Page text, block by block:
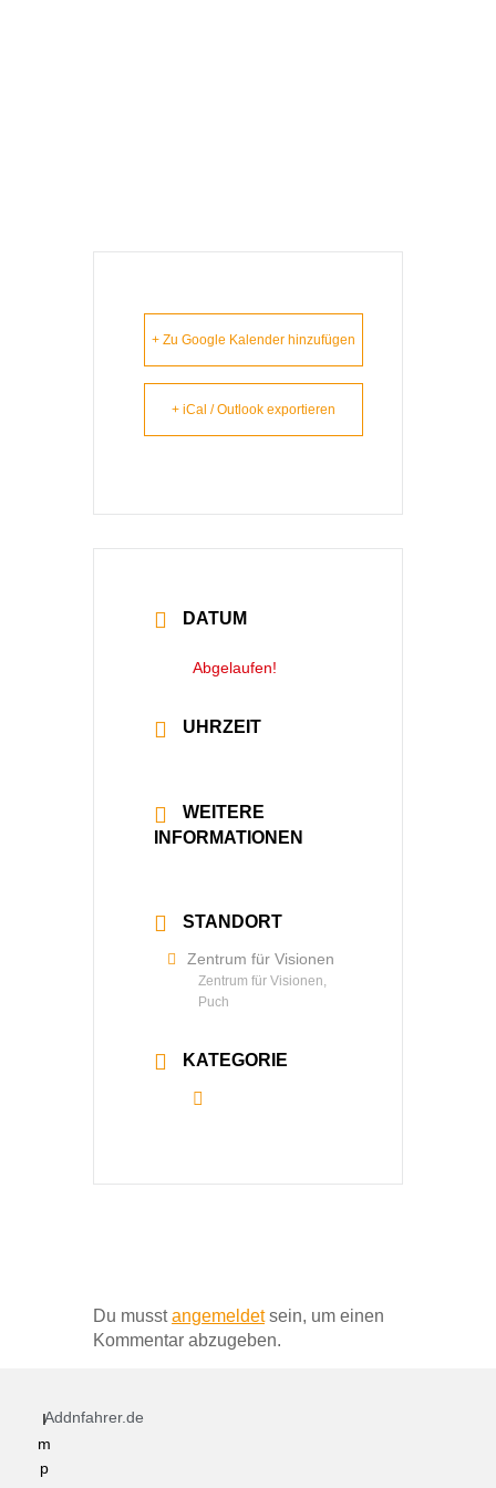
+ Zu Google Kalender hinzufügen
+ iCal / Outlook exportieren
DATUM
Abgelaufen!
UHRZEIT
WEITERE
INFORMATIONEN
STANDORT
Zentrum für Visionen
Zentrum für Visionen,
Puch
KATEGORIE
Du musstangemeldetsein, um einen
Kommentar abzugeben.
Addnfahrer.de
I
m
p